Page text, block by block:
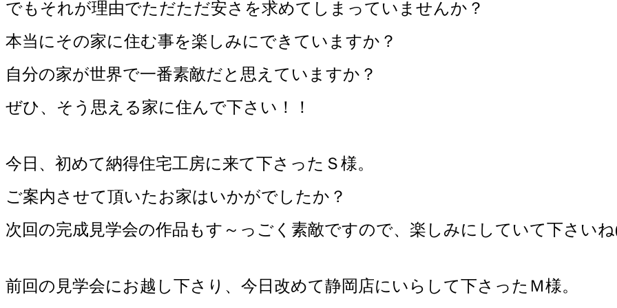
でもそれが理由でただただ安さを求めてしまっていませんか？
本当にその家に住む事を楽しみにできていますか？
自分の家が世界で一番素敵だと思えていますか？
ぜひ、そう思える家に住んで下さい！！
今日、初めて納得住宅工房に来て下さったＳ様。
ご案内させて頂いたお家はいかがでしたか？
次回の完成見学会の作品もす～っごく素敵ですので、楽しみにしていて下さいね
前回の見学会にお越し下さり、今日改めて静岡店にいらして下さったＭ様。